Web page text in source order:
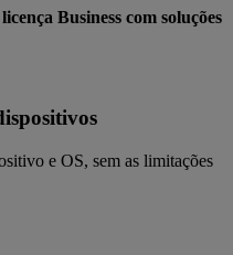
Business com soluções
e OS, sem as limitações